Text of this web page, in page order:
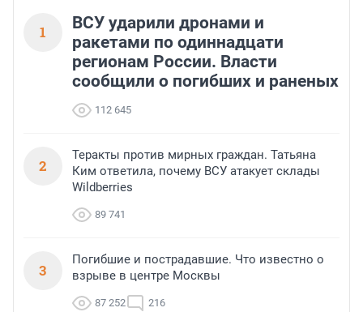
1
ВСУ ударили дронами и
ракетами по одиннадцати
регионам России. Власти
сообщили о погибших и раненых
112 645
2
Теракты против мирных граждан. Татьяна
Ким ответила, почему ВСУ атакует склады
Wildberries
89 741
3
Погибшие и пострадавшие. Что известно о
взрыве в центре Москвы
87 252 216